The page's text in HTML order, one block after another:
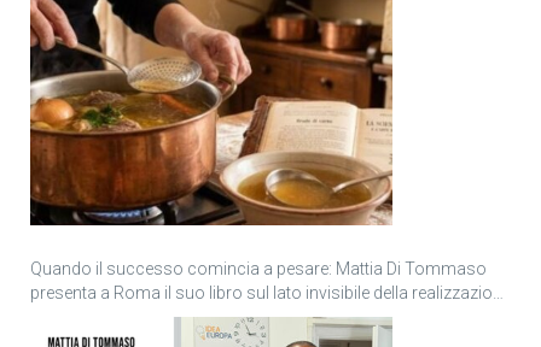
Quando il successo comincia a pesare: Mattia Di Tommaso
presenta a Roma il suo libro sul lato invisibile della realizzazione